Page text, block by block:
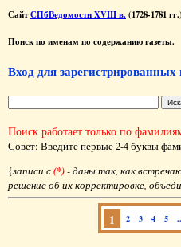
СайтСПбВедомости XVIII в. (1728-1781 гг.)
Поиск по именам по содержанию газеты.
Вход для зарегистрированных
Поиск работает только по
Совет: Введите первые 2-4 буквы
{записи с(*)- даны так, как
решение об их корректировке,
1 2 3 4 5